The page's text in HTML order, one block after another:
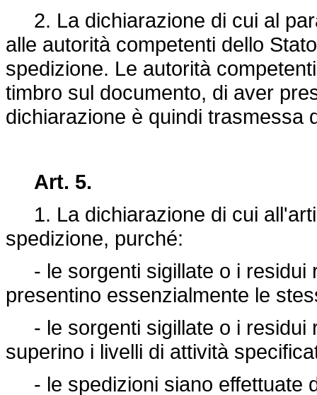
2. La dichiarazione di cui al
alle autorità competenti dello
spedizione. Le autorità
timbro sul documento, di aver
dichiarazione è quindi trasmessa
Art. 5.
1. La dichiarazione di cui
spedizione, purché:
- le sorgenti sigillate o i residui
presentino essenzialmente le
- le sorgenti sigillate o i residui
superino i livelli di attività
- le spedizioni siano effettuate